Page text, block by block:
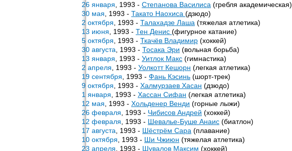
26 января , 1993 - Степанова Василиса (гребля академическая)
30 мая , 1993 - Такато Наохиса (дзюдо)
2 октября , 1993 - Талахадзе Лаша (тяжелая атлетика)
13 июня , 1993 - Тен Денис (фигурное катание)
5 октября , 1993 - Ткачёв Владимир (хоккей)
30 августа , 1993 - Тосака Эри (вольная борьба)
13 января , 1993 - Уитлок Макс (гимнастика)
2 апреля , 1993 - Уолкотт Кешорн (легкая атлетика)
19 сентября , 1993 - Фань Кэсинь (шорт-трек)
9 октября , 1993 - Халмурзаев Хасан (дзюдо)
1 января , 1993 - Хассан Сифан (легкая атлетика)
12 мая , 1993 - Хольденер Венди (горные лыжи)
26 февраля , 1993 - Чибисов Андрей (хоккей)
12 февраля , 1993 - Шевалье-Буше Анаис (биатлон)
17 августа , 1993 - Шёстрём Сара (плавание)
10 октября , 1993 - Ши Чжиюн (тяжелая атлетика)
23 апреля , 1993 - Шувалов Максим (хоккей)